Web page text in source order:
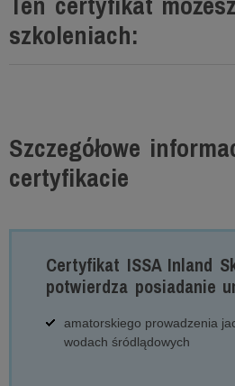
szkoleniach:
Szczegółowe
certyfikacie
Certyfikat ISSA Inland
potwierdza posiadanie
amatorskiego prowadzenia
wodach śródlądowych